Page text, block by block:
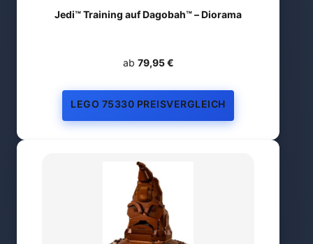
Jedi™ Training auf Dagobah™ – Diorama
ab 79,95 €
LEGO 75330 PREISVERGLEICH